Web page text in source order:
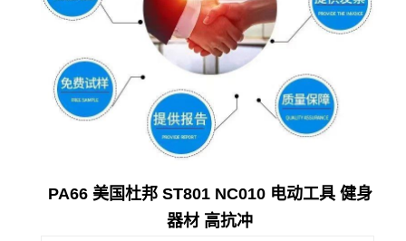
PA66 美国杜邦 ST801 NC010 电动工具 健身
器材 高抗冲